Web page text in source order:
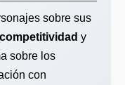
sobre sus
competitividad y
sobre los
con